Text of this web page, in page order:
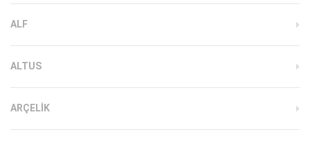
ALF
ALTUS
ARÇELIK